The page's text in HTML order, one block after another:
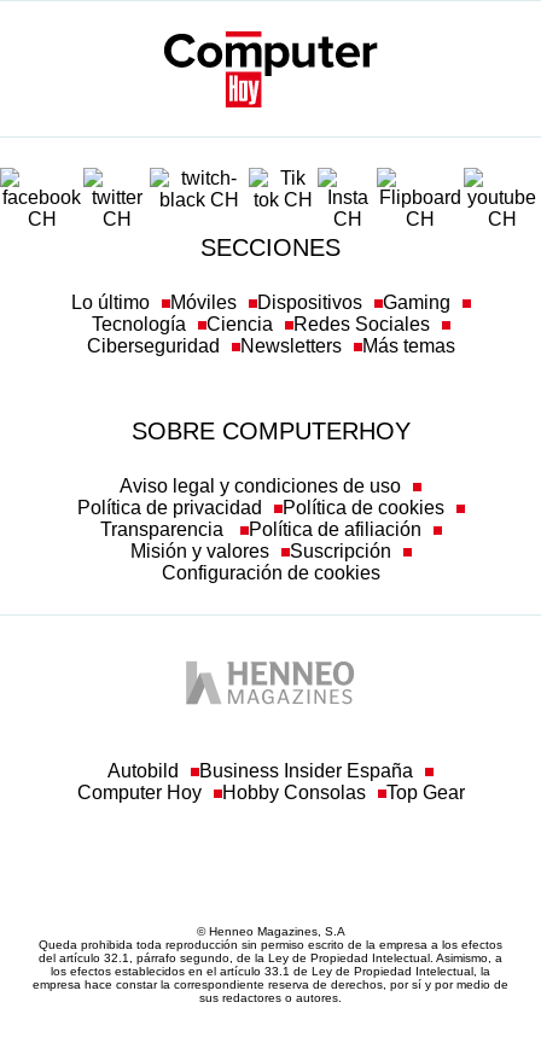
SECCIONES
Lo último Móviles Dispositivos
Gaming
Tecnología
Ciencia
Redes Sociales
Ciberseguridad
Newsletters Más temas
SOBRE COMPUTERHOY
Aviso legal y condiciones de uso
Política de privacidad
Política de cookies
Transparencia
Política de afiliación
Misión y valores
Suscripción
Configuración de cookies
Autobild
Business Insider España
Computer Hoy
Hobby Consolas Top Gear
© Henneo Magazines, S.A
Queda prohibida toda reproducción sin permiso escrito de la empresa a los efectos
del artículo 32.1, párrafo segundo, de la Ley de Propiedad Intelectual. Asimismo, a
los efectos establecidos en el artículo 33.1 de Ley de Propiedad Intelectual, la
empresa hace constar la correspondiente reserva de derechos, por sí y por medio de
sus redactores o autores.